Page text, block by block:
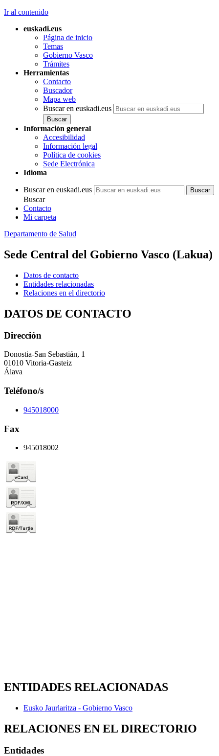
Ir al contenido
euskadi.eus
Página de inicio
Temas
Gobierno Vasco
Trámites
Herramientas
Contacto
Buscador
Mapa web
Buscar en euskadi.eus
Información general
Accesibilidad
Información legal
Política de cookies
Sede Electrónica
Idioma
Buscar en euskadi.eus
Buscar
Contacto
Mi carpeta
Departamento de Salud
Sede Central del Gobierno Vasco (Lakua)
Datos de contacto
Entidades relacionadas
Relaciones en el directorio
DATOS DE CONTACTO
Dirección
Donostia-San Sebastián, 1
01010 Vitoria-Gasteiz
Álava
Teléfono/s
945018000
Fax
945018002
ENTIDADES RELACIONADAS
Eusko Jaurlaritza - Gobierno Vasco
RELACIONES EN EL DIRECTORIO
Entidades